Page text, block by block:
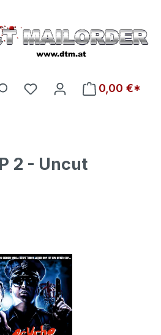
Du hast 0 Produkte auf
0,00 €*
2 - Uncut